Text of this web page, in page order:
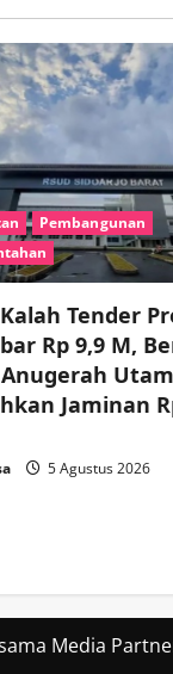
Pembangunan
Kalah Tender
Rp 9,9 M,
Anugerah
Jaminan
5 Agustus 2026
Media